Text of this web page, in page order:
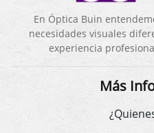
En Óptica Buin
necesidades visuales
experiencia
Más